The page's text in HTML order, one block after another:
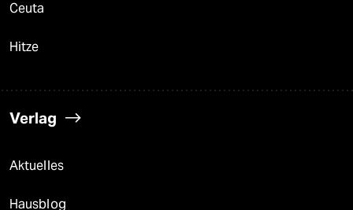
Ceuta
Hitze
Verlag
Aktuelles
Hausblog